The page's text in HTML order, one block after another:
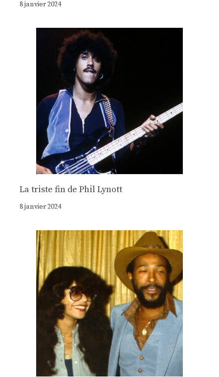
8 janvier 2024
La triste fin de Phil Lynott
8 janvier 2024